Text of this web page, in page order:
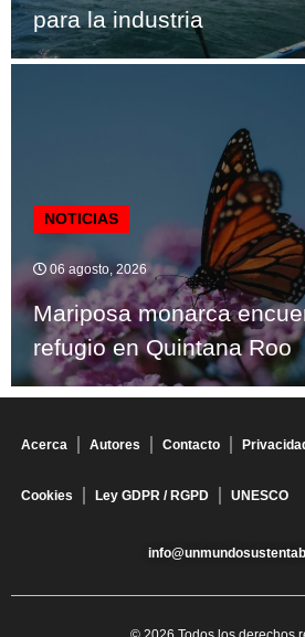
para la industria
NOTICIAS
06 agosto, 2026
Mariposa monarca
refugio en Quintana Roo
Acerca Autores Contacto
Cookies Ley GDPR / RGPD UNESCO